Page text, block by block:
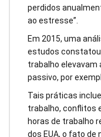
perdidos
ao estresse”.
Em 2015, uma
estudos constatou
trabalho elevavam
passivo, por
Tais práticas
trabalho, conflitos
horas de trabalho
dos EUA, o fato de